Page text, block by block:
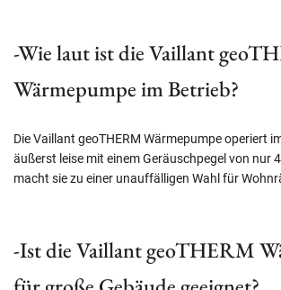
-Wie laut ist die Vaillant
Wärmepumpe im Betrieb?
Die Vaillant geoTHERM Wärmepumpe operiert
äußerst leise mit einem Geräuschpegel von nur
macht sie zu einer unauffälligen Wahl für
-Ist die Vaillant geoTHERM